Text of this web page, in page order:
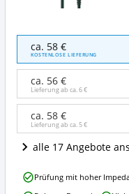
Benning
Duspol
expert
Spannungs
und
Durchgangsprüfer
Angebote:
ist
dieser
erhältlich?
ca. 58 €
KOSTENLOSE LIEFERUNG
ca. 56 €
Lieferung ab ca.6 €
ca. 58 €
Lieferung ab ca.5 €
alle 17 Angebote
Benning
Duspol
Prüfung mit hoher